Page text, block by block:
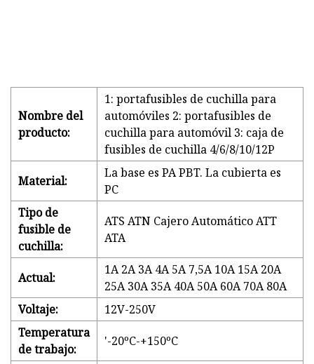
Nombre del
producto:
1: portafusibles de cuchilla para
automóviles 2: portafusibles de
cuchilla para automóvil 3: caja de
fusibles de cuchilla 4/6/8/10/12P
Material:
La base es PA PBT. La cubierta es
PC
Tipo de
fusible de
cuchilla:
ATS ATN Cajero Automático ATT
ATA
Actual:
1A 2A 3A 4A 5A 7,5A 10A 15A 20A
25A 30A 35A 40A 50A 60A 70A 80A
Voltaje:
12V-250V
Temperatura
de trabajo:
'-20ºC-+150ºC